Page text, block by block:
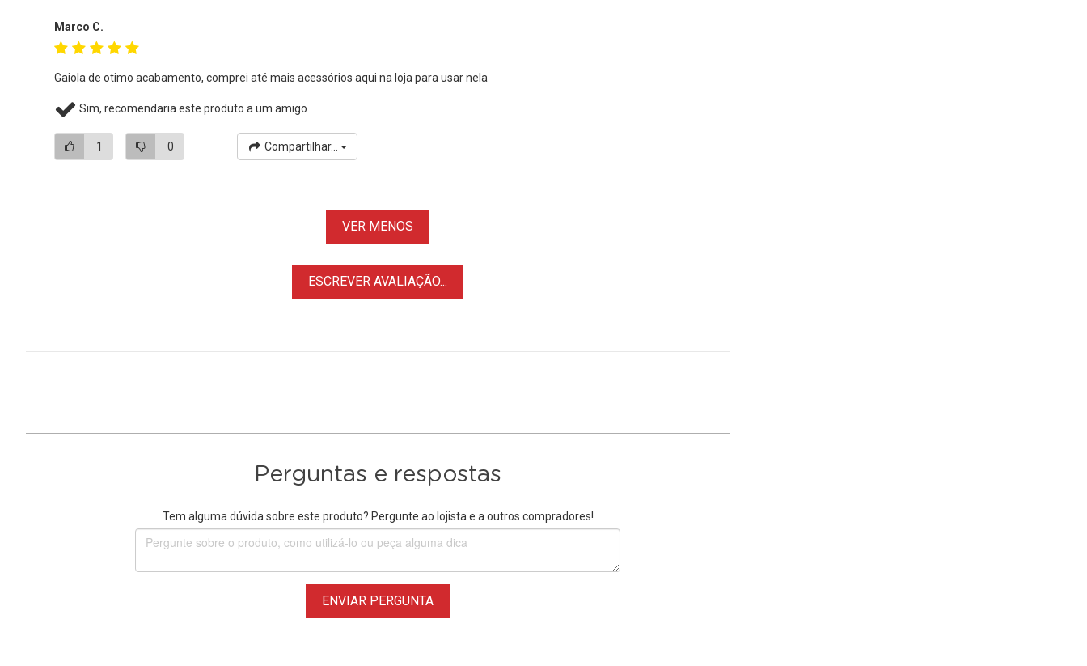
Marco C.
Gaiola de otimo acabamento, comprei até mais acessórios aqui na loja para usar nela
Sim, recomendaria este produto a um amigo
1 0 Compartilhar...
VER MENOS
ESCREVER AVALIAÇÃO...
Perguntas e respostas
Tem alguma dúvida sobre este produto? Pergunte ao lojista e a outros compradores!
ENVIAR PERGUNTA